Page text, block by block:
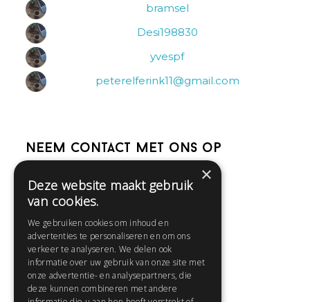
bramsel
Desi198830
yvespf
peterelferink11@gmail.com
Neem contact met ons op
Help
Contact
Huisregels
Snel naar:
×
Deze website maakt gebruik
van cookies.
We gebruiken cookies om inhoud en
advertenties te personaliseren en om ons
verkeer te analyseren. We delen ook
informatie over uw gebruik van onze site met
onze advertentie- en analysepartners, die
deze kunnen combineren met andere